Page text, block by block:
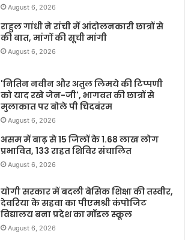
August 6, 2026
राहुल गांधी ने रांची में आंदोलनकारी छात्रों से
की बात, मांगों की सूची मांगी
August 6, 2026
'नितिन नवीन और अतुल लिमये की टिप्पणी
को याद रखे जेन-जी', भागवत की छात्रों से
मुलाकात पर बोले पी चिदबंरम
August 6, 2026
असम में बाढ़ से 15 जिलों के 1.68 लाख लोग
प्रभावित, 133 राहत शिविर संचालित
August 6, 2026
योगी सरकार में बदली बेसिक शिक्षा की तस्वीर,
देवरिया के सहवा का पीएमश्री कंपोजिट
विद्यालय बना प्रदेश का मॉडल स्कूल
August 6, 2026